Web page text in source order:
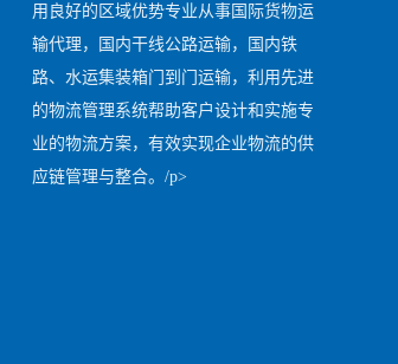
用良好的区域优势专业从事国际货物运
输代理，国内干线公路运输，国内铁
路、水运集装箱门到门运输，利用先进
的物流管理系统帮助客户设计和实施专
业的物流方案，有效实现企业物流的供
应链管理与整合。/p>